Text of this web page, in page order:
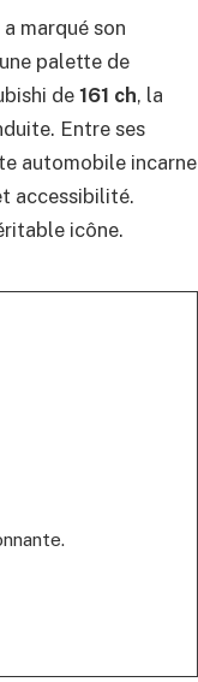
marqué son
palette de
de 161 ch, la
Entre ses
automobile incarne
accessibilité.
icône.